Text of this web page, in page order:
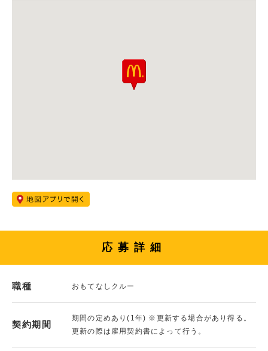
応募詳細
職種 おもてなしクルー
契約期間
期間の定めあり(1年) ※更新する場合があり得る。
更新の際は雇用契約書によって行う。